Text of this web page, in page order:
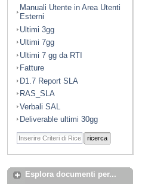
Manuali Utente in Area Utenti
Esterni
Ultimi 3gg
Ultimi 7gg
Ultimi 7 gg da RTI
Fatture
D1.7 Report SLA
RAS_SLA
Verbali SAL
Deliverable ultimi 30gg
ricerca
Esplora documenti per...